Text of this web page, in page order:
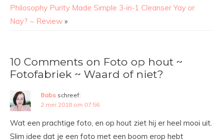
Philosophy Purity Made Simple 3-in-1 Cleanser Yay or
Nay? ~ Review »
10 Comments on Foto op hout ~
Fotofabriek ~ Waard of niet?
Babs schreef:
2 mei 2018 om 07:56
Wat een prachtige foto, en op hout ziet hij er heel mooi uit.
Slim idee dat je een foto met een boom erop hebt